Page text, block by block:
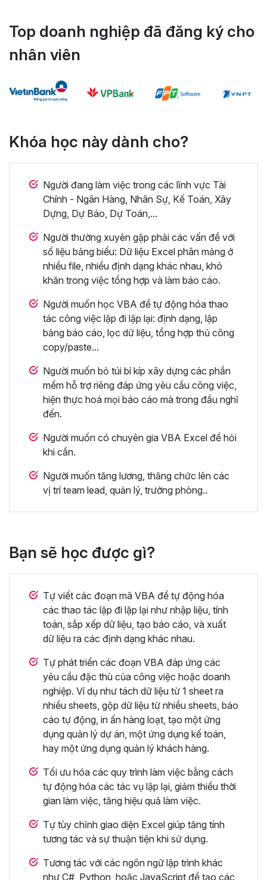
Top doanh nghiệp đã đăng ký cho
nhân viên
Khóa học này dành cho?
Người đang làm việc trong các lĩnh vực Tài
Chính - Ngân Hàng, Nhân Sự, Kế Toán, Xây
Dựng, Dự Báo, Dự Toán,...
Người thường xuyên gặp phải các vấn đề với
số liệu bảng biểu: Dữ liệu Excel phân mảng ở
nhiều file, nhiều định dạng khác nhau, khó
khăn trong việc tổng hợp và làm báo cáo.
Người muốn học VBA để tự động hóa thao
tác công việc lặp đi lặp lại: định dạng, lập
bảng báo cáo, lọc dữ liệu, tổng hợp thủ công
copy/paste...
Người muốn bỏ túi bí kíp xây dựng các phần
mềm hỗ trợ riêng đáp ứng yêu cầu công việc,
hiện thực hoá mọi báo cáo mà trong đầu nghĩ
đến.
Người muốn có chuyên gia VBA Excel để hỏi
khi cần.
Người muốn tăng lương, thăng chức lên các
vị trí team lead, quản lý, trưởng phòng..
Bạn sẽ học được gì?
Tự viết các đoạn mã VBA để tự động hóa
các thao tác lặp đi lặp lại như nhập liệu, tính
toán, sắp xếp dữ liệu, tạo báo cáo, và xuất
dữ liệu ra các định dạng khác nhau.
Tự phát triển các đoạn VBA đáp ứng các
yêu cầu đặc thù của công việc hoặc doanh
nghiệp. Ví dụ như tách dữ liệu từ 1 sheet ra
nhiều sheets, gộp dữ liệu từ nhiều sheets, báo
cáo tự động, in ấn hàng loạt, tạo một ứng
dụng quản lý dự án, một ứng dụng kế toán,
hay một ứng dụng quản lý khách hàng.
Tối ưu hóa các quy trình làm việc bằng cách
tự động hóa các tác vụ lặp lại, giảm thiểu thời
gian làm việc, tăng hiệu quả làm việc.
Tự tùy chỉnh giao diện Excel giúp tăng tính
tương tác và sự thuận tiện khi sử dụng.
Tương tác với các ngôn ngữ lập trình khác
như C#, Python, hoặc JavaScript để tạo các